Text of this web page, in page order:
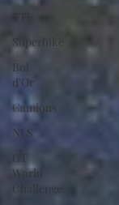
Superbike
Bol
d'Or
Camions
NLS
GT
World
Challenge